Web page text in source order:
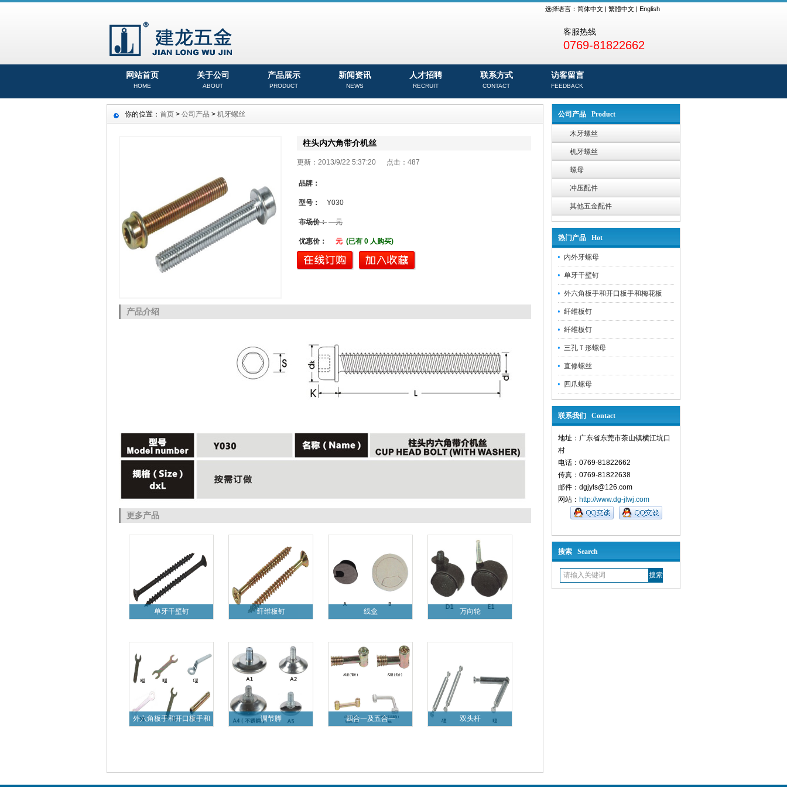
选择语言： 简体中文| 繁體中文| English
客服热线
0769-81822662
网站首页
HOME
关于公司
ABOUT
产品展示
PRODUCT
新闻资讯
NEWS
人才招聘
RECRUIT
联系方式
CONTACT
访客留言
FEEDBACK
公司产品 Product
木牙螺丝
机牙螺丝
螺母
冲压配件
其他五金配件
热门产品 Hot
内外牙螺母
单牙干壁钉
外六角板手和开口板手和梅花板
纤维板钉
纤维板钉
三孔Ｔ形螺母
直修螺丝
四爪螺母
联系我们 Contact
地址：广东省东莞市茶山镇横江坑口
村
电话：0769-81822662
传真：0769-81822638
邮件：dgjyls@126.com
网站： http://www.dg-jlwj.com
搜索 Search
你的位置： 首页 > 公司产品 > 机牙螺丝
柱头内六角带介机丝
更新：2013/9/22 5:37:20 点击： 487
品牌：
型号： Y030
市场价： 元
优惠价： 元 (已有 0 人购买)
产品介绍
更多产品
单牙干壁钉 纤维板钉 线盒 万向轮
外六角板手和开口板手和
调节脚 四合一及五合一 双头杆